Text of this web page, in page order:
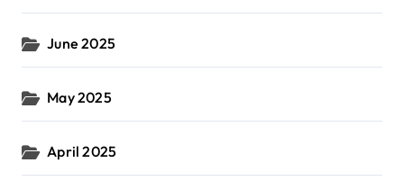
June 2025
May 2025
April 2025